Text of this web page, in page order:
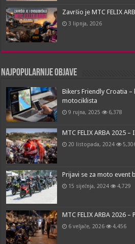
Završio je MTC FELIX
3 lipnja, 2026
Najpopularnije objave
Bikers Friendly Croatia
motociklista
9 rujna, 2025 6,378
MTC FELIX ARBA 2025
20 listopada, 2024
Prijavi se za moto event
15 siječnja, 2024 4,729
MTC FELIX ARBA 2026
6 veljače, 2026 4,456